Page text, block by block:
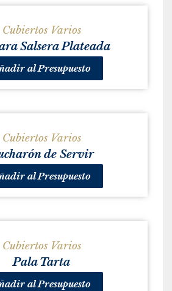
Cubiertos Varios
Salsera Plateada
al Presupuesto
Cubiertos Varios
de Servir
al Presupuesto
Cubiertos Varios
Pala Tarta
al Presupuesto